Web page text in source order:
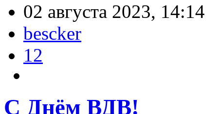
02 августа 2023, 14:14
bescker
12
С Днём ВДВ!